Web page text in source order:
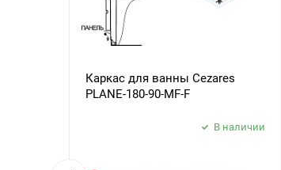
Каркас для ванны Cezares
PLANE-180-90-MF-F
В наличии